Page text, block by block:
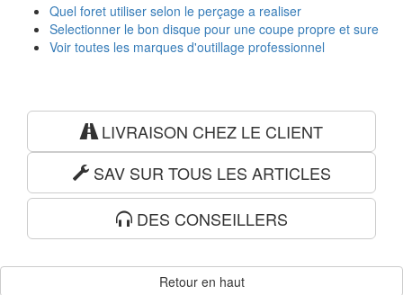
Quel foret utiliser selon le perçage a realiser
Selectionner le bon disque pour une coupe propre et sure
Voir toutes les marques d'outillage professionnel
LIVRAISON CHEZ LE CLIENT
SAV SUR TOUS LES ARTICLES
DES CONSEILLERS
Retour en haut